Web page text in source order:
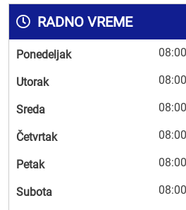
RADNO VREME
Ponedeljak
Utorak
Sreda
Četvrtak
Petak
Subota